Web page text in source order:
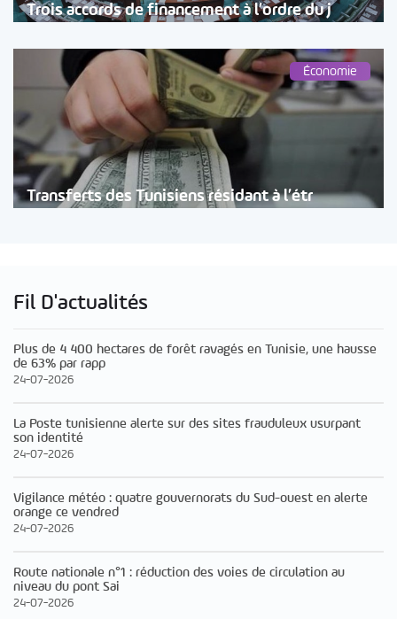
Trois accords de financement à l’ordre du j
Économie
Transferts des Tunisiens résidant à l’étr
Fil D'actualités
Plus de 4 400 hectares de forêt ravagés en Tunisie, une hausse
de 63% par rapp
24-07-2026
La Poste tunisienne alerte sur des sites frauduleux usurpant
son identité
24-07-2026
Vigilance météo : quatre gouvernorats du Sud-ouest en alerte
orange ce vendred
24-07-2026
Route nationale n°1 : réduction des voies de circulation au
niveau du pont Sai
24-07-2026